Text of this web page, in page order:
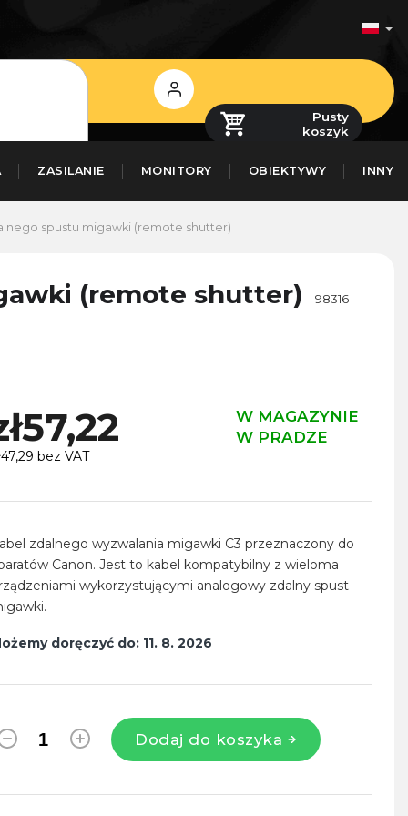
Zaloguj
się
Pusty
koszyk
ZASILANIE MONITORY OBIEKTYWY INNY
spustu migawki (remote shutter)
(remote shutter) 98316
W MAGAZYNIE
W PRADZE
bez VAT
doręczyć do: 11. 8. 2026
Dodaj do koszyka
zdalnego wyzwalania migawki C3 przeznaczony do
Canon. Jest to kabel kompatybilny z wieloma
wykorzystującymi analogowy zdalny spust